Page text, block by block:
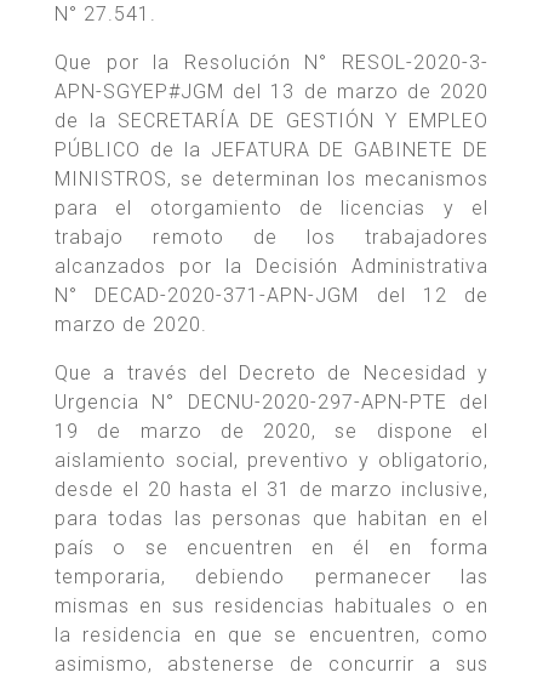
N° 27.541.
Que por la Resolución N° RESOL-2020-3-
APN-SGYEP#JGM del 13 de marzo de 2020
de la SECRETARÍA DE GESTIÓN Y EMPLEO
PÚBLICO de la JEFATURA DE GABINETE DE
MINISTROS, se determinan los mecanismos
para el otorgamiento de licencias y el
trabajo remoto de los trabajadores
alcanzados por la Decisión Administrativa
N° DECAD-2020-371-APN-JGM del 12 de
marzo de 2020.
Que a través del Decreto de Necesidad y
Urgencia N° DECNU-2020-297-APN-PTE del
19 de marzo de 2020, se dispone el
aislamiento social, preventivo y obligatorio,
desde el 20 hasta el 31 de marzo inclusive,
para todas las personas que habitan en el
país o se encuentren en él en forma
temporaria, debiendo permanecer las
mismas en sus residencias habituales o en
la residencia en que se encuentren, como
asimismo, abstenerse de concurrir a sus